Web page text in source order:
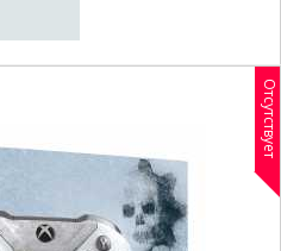
Отсутствует